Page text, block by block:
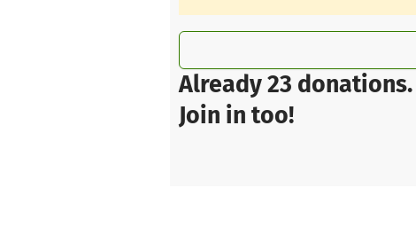
Already 23 donations.
Join in too!